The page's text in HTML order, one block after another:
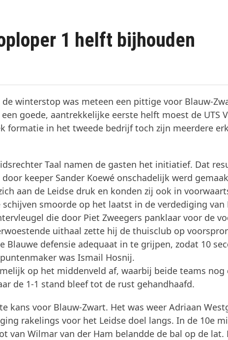
1 helft bijhouden
de winterstop was meteen een pittige voor Blauw-
goede, aantrekkelijke eerste helft moest de UTS
formatie in het tweede bedrijf toch zijn meerdere
Taal namen de gasten het initiatief. Dat
keeper Sander Koewé onschadelijk werd
aan de Leidse druk en konden zij ook in
smoorde op het laatst in de verdediging van
die door Piet Zweegers panklaar voor de
uithaal zette hij de thuisclub op
Blauwe defensie adequaat in te grijpen, zodat 10
was Ismail Hosnij.
op het middenveld af, waarbij beide teams nog
de 1-1 stand bleef tot de rust gehandhaafd.
kans voor Blauw-Zwart. Het was weer Adriaan
rakelings voor het Leidse doel langs. In de 10e
van Wilmar van der Ham belandde de bal op de lat.